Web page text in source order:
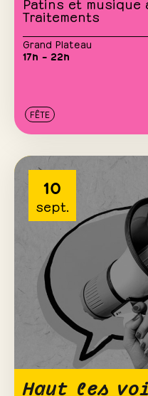
Traitements
Grand Plateau
17h – 22h
FÊTE
10
sept.
Haut les